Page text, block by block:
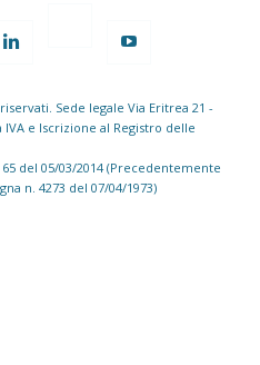
Sede legale Via Eritrea 21 -
e Iscrizione al Registro delle
del 05/03/2014 (Precedentemente
n. 4273 del 07/04/1973)